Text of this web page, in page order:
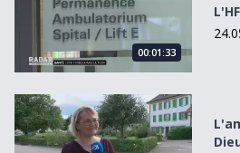
00:01:33
L&#039;ambassadrice du bon Dieu